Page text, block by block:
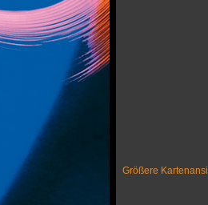
Größere